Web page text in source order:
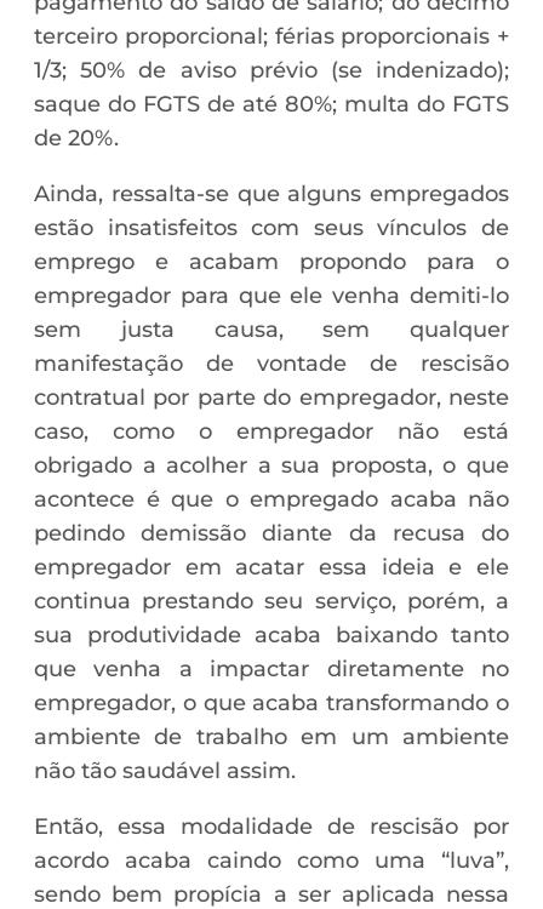
terceiro proporcional; férias proporcionais +
1/3; 50% de aviso prévio (se indenizado);
saque do FGTS de até 80%; multa do FGTS
de 20%.
Ainda, ressalta-se que alguns empregados
estão insatisfeitos com seus vínculos de
emprego e acabam propondo para o
empregador para que ele venha demiti-lo
sem justa causa, sem qualquer
manifestação de vontade de rescisão
contratual por parte do empregador, neste
caso, como o empregador não está
obrigado a acolher a sua proposta, o que
acontece é que o empregado acaba não
pedindo demissão diante da recusa do
empregador em acatar essa ideia e ele
continua prestando seu serviço, porém, a
sua produtividade acaba baixando tanto
que venha a impactar diretamente no
empregador, o que acaba transformando o
ambiente de trabalho em um ambiente
não tão saudável assim.
Então, essa modalidade de rescisão por
acordo acaba caindo como uma “luva”,
sendo bem propícia a ser aplicada nessa